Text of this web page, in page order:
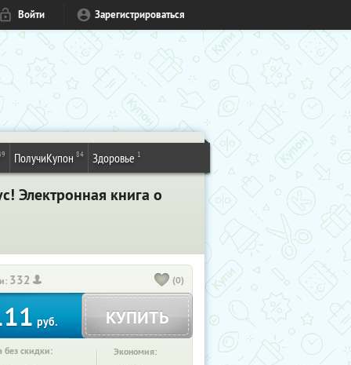
Войти Зарегистрироваться
ПолучиКупон 84 Здоровье 1
Электронная книга о
332 (0)
руб. КУПИТЬ
без скидки: Экономия: